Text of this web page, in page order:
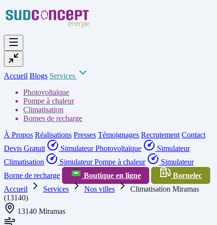
Accueil Blogs Services
Photovoltaïque
Pompe à chaleur
Climatisation
Bornes de recharge
À Propos Réalisations Presses Témoignages Recrutement Contact
Devis Gratuit
Simulateur Photovoltaïque
Simulateur
Climatisation
Simulateur Pompe à chaleur
Simulateur
Borne de recharge
Boutique en ligne
Bornelec
Accueil
Services Nos villes
Climatisation Miramas
(13140)
13140 Miramas